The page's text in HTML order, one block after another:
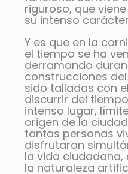
riguroso, que
su intenso
Y es que en la
el tiempo se ha
derramando
construcciones
sido talladas con
discurrir del
intenso lugar,
origen de la
tantas personas
disfrutaron
la vida
la naturaleza